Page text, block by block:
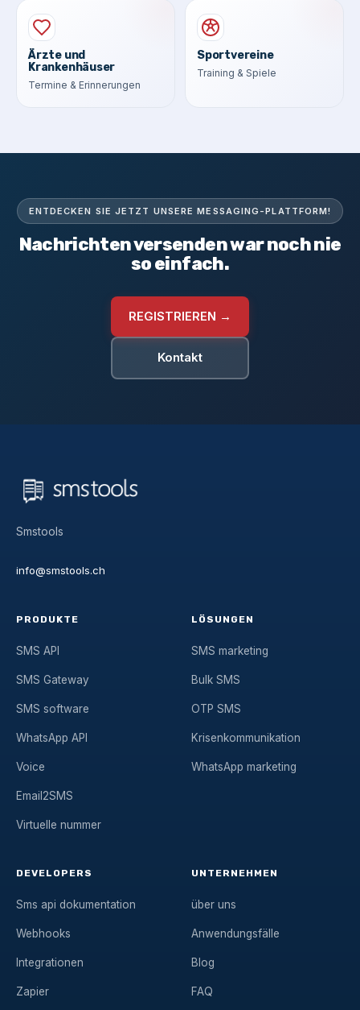
Ärzte und
Krankenhäuser
Termine & Erinnerungen
Sportvereine
Training & Spiele
ENTDECKEN SIE JETZT UNSERE MESSAGING-PLATTFORM!
Nachrichten versenden war noch nie
so einfach.
REGISTRIEREN →
Kontakt
Smstools
info@smstools.ch
PRODUKTE
SMS API
SMS Gateway
SMS software
WhatsApp API
Voice
Email2SMS
Virtuelle nummer
LÖSUNGEN
SMS marketing
Bulk SMS
OTP SMS
Krisenkommunikation
WhatsApp marketing
DEVELOPERS
Sms api dokumentation
Webhooks
Integrationen
Zapier
UNTERNEHMEN
über uns
Anwendungsfälle
Blog
FAQ